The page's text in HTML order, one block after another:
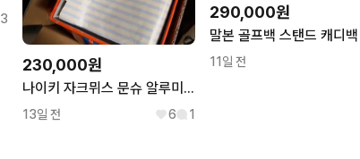
3
230,000원
나이키 자크뮈스 문슈 알루미늄 핑크 275
13일 전 6 1
290,000원
11일 전